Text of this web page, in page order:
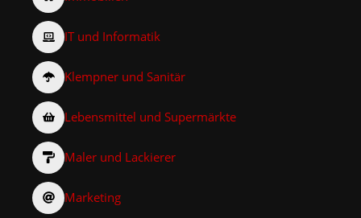
IT und Informatik
Klempner und Sanitär
Lebensmittel und Supermärkte
Maler und Lackierer
Marketing